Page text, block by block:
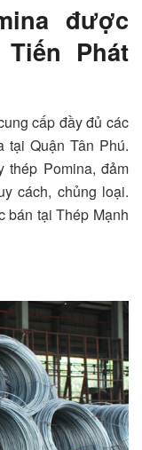
được
Phát
cấp đầy đủ các
tại Quận Tân Phú.
Pomina, đảm
cách, chủng loại.
bán tại Thép Mạnh